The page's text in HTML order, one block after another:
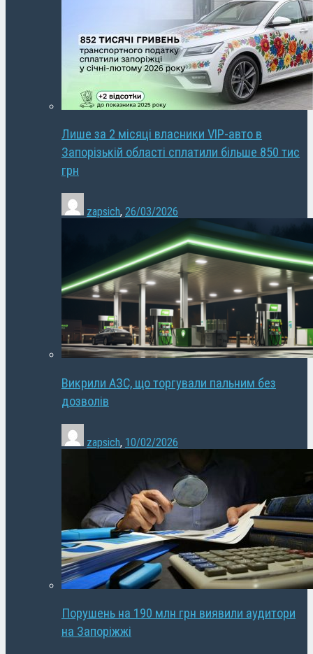
Лише за 2 місяці власники VIP-авто в
Запорізькій області сплатили більше 850 тис
грн
zapsich, 26/03/2026
Викрили АЗС, що торгували пальним без
дозволів
zapsich, 10/02/2026
Порушень на 190 млн грн виявили аудитори
на Запоріжжі